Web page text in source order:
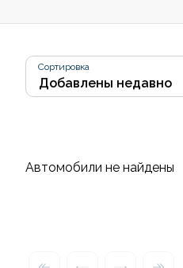
Сортировка
Автомобили не найдены